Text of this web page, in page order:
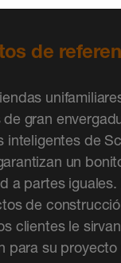
de
gran
inteligentes de
un
a partes iguales.
de
clientes le
para su proyecto